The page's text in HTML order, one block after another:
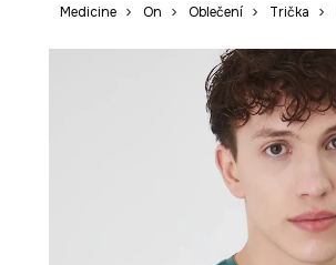
Medicine On Oblečení Trička